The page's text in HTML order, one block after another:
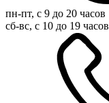
пн-пт, с 9 до 20 часов
сб-вс, с 10 до 19 часов